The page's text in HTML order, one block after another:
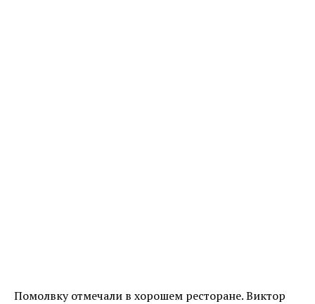
Помолвку отмечали в хорошем ресторане. Виктор